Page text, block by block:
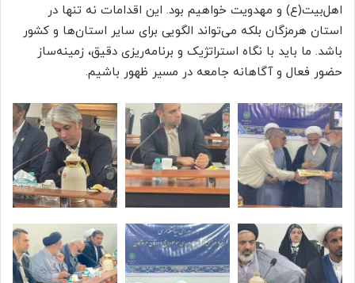
اهل‌بیت(ع) و مهدویت خواهیم بود. این اقدامات نه تنها در
استان هرمزگان بلکه می‌تواند الگویی برای سایر استان‌ها و کشور
باشد. ما باید با نگاه استراتژیک و برنامه‌ریزی دقیق، زمینه‌ساز
حضور فعال و آگاهانه جامعه در مسیر ظهور باشیم.